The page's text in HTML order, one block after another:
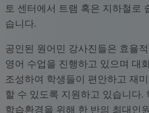
토 센터에서 트램 혹은 지하철로
습니다.
공인된 원어민 강사진들은 효율
영어 수업을 진행하고 있으며 대
조성하여 학생들이 편안하고 재
할 수 있도록 지원하고 있습니다.
학습환경을 위해 한 반의 최대인